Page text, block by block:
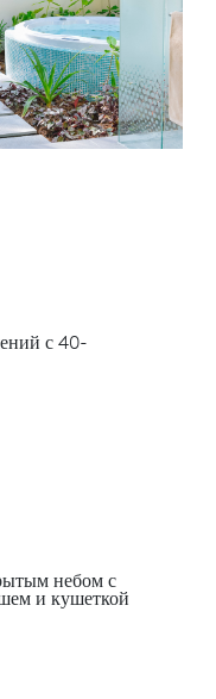
с 40-
небом с
и кушеткой